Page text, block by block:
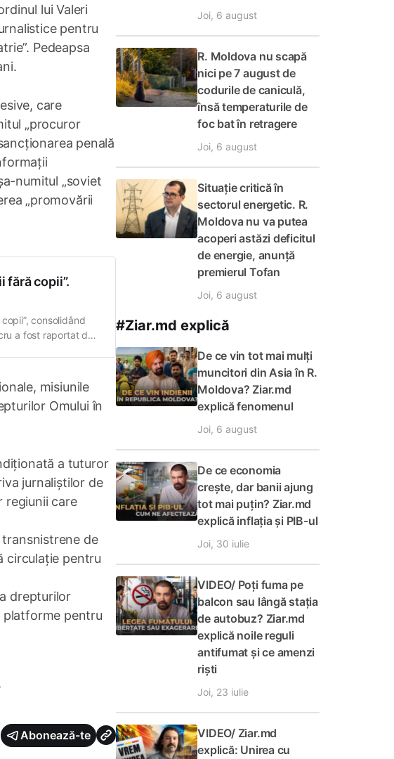
lui Valeri
pentru
Pedeapsa
care
„procuror
penală
numitul „soviet
„promovării
fără copii”.
consolidând
a fost raportat de
misiunile
Omului în
a tuturor
jurnaliștilor de
regiunii care
de
circulație pentru
drepturilor
platforme pentru
Abonează-te
Joi, 6 august
R. Moldova nu scapă
nici pe 7 august de
codurile de caniculă,
însă temperaturile de
foc bat în retragere
Joi, 6 august
Situație critică în
sectorul energetic. R.
Moldova nu va putea
acoperi astăzi deficitul
de energie, anunță
premierul Tofan
Joi, 6 august
#Ziar.md explică
De ce vin tot mai mulți
muncitori din Asia în R.
Moldova? Ziar.md
explică fenomenul
Joi, 6 august
De ce economia
crește, dar banii ajung
tot mai puțin? Ziar.md
explică inflația și PIB-ul
Joi, 30 iulie
VIDEO/ Poți fuma pe
balcon sau lângă stația
de autobuz? Ziar.md
explică noile reguli
antifumat și ce amenzi
riști
Joi, 23 iulie
VIDEO/ Ziar.md
explică: Unirea cu